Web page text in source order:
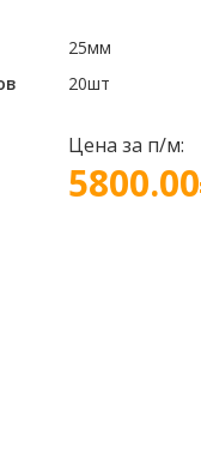
25мм
20шт
Цена за п/м:
5800.00